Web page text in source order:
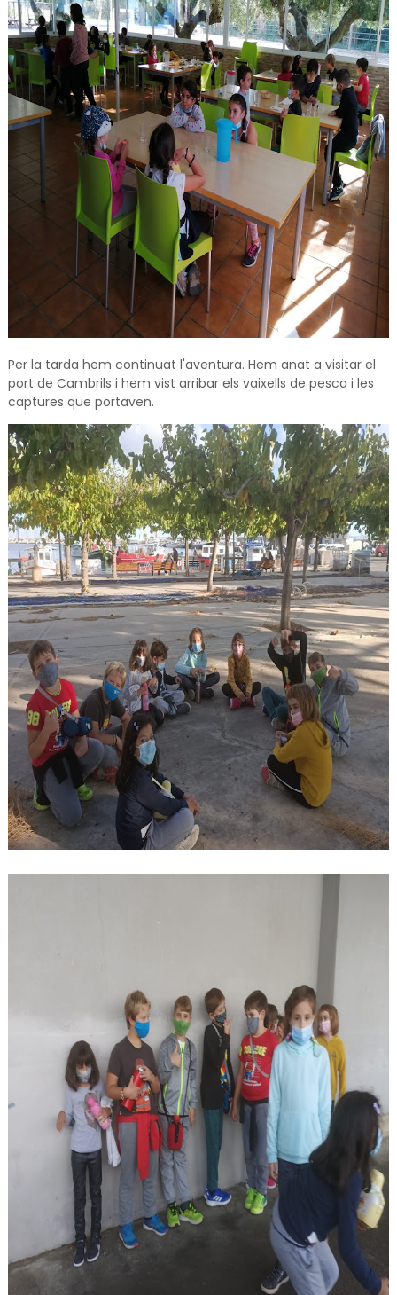
Per la tarda hem continuat l'aventura. Hem anat a visitar el
port de Cambrils i hem vist arribar els vaixells de pesca i les
captures que portaven.